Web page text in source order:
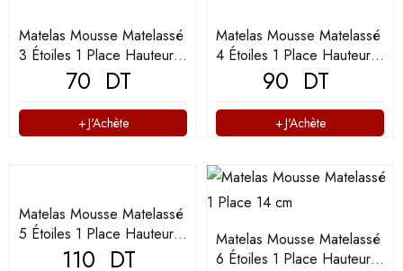
Matelas Mousse Matelassé
3 Étoiles 1 Place Hauteur
70 DT
J'Achète
Matelas Mousse Matelassé
4 Étoiles 1 Place Hauteur
90 DT
J'Achète
Matelas Mousse Matelassé
5 Étoiles 1 Place Hauteur
110 DT
Matelas Mousse Matelassé
6 Étoiles 1 Place Hauteur